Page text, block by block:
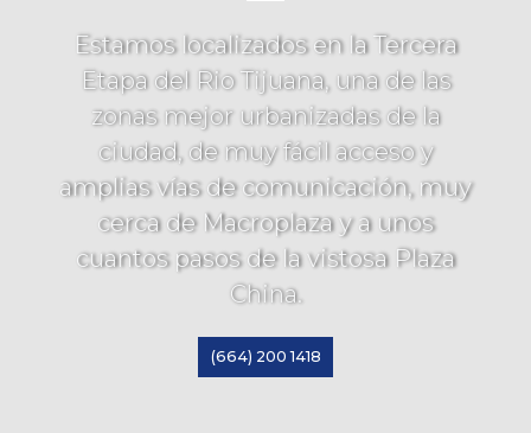
Estamos localizados en la Tercera
Etapa del Rio Tijuana, una de las
zonas mejor urbanizadas de la
ciudad, de muy fácil acceso y
amplias vías de comunicación, muy
cerca de Macroplaza y a unos
cuantos pasos de la vistosa Plaza
China.
(664) 200 1418